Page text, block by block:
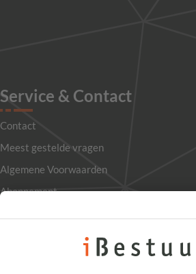
Service & Contact
Contact
Meest gestelde vragen
Algemene Voorwaarden
Abonnement